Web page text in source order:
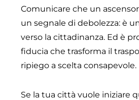
Comunicare che un
un segnale di debolezza: è
verso la cittadinanza. Ed è
fiducia che trasforma il
ripiego a scelta consapevole.
Se la tua città vuole iniziare